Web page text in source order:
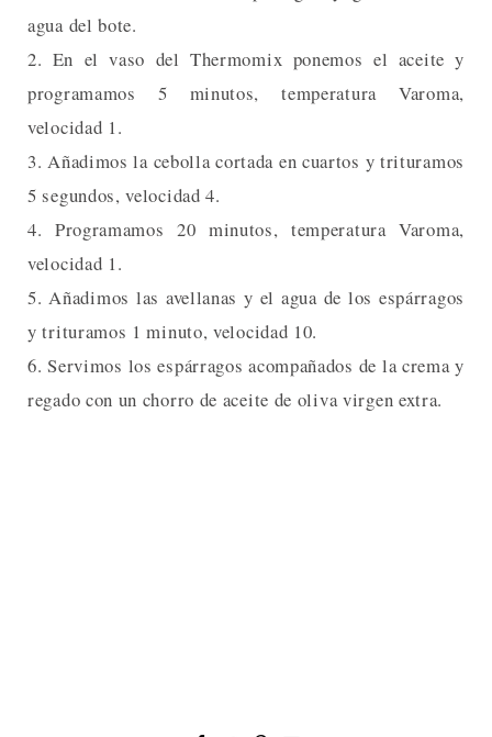
agua del bote.
2. En el vaso del Thermomix ponemos el aceite y
programamos 5 minutos, temperatura Varoma,
velocidad 1.
3. Añadimos la cebolla cortada en cuartos y trituramos
5 segundos, velocidad 4.
4. Programamos 20 minutos, temperatura Varoma,
velocidad 1.
5. Añadimos las avellanas y el agua de los espárragos
y trituramos 1 minuto, velocidad 10.
6. Servimos los espárragos acompañados de la crema y
regado con un chorro de aceite de oliva virgen extra.